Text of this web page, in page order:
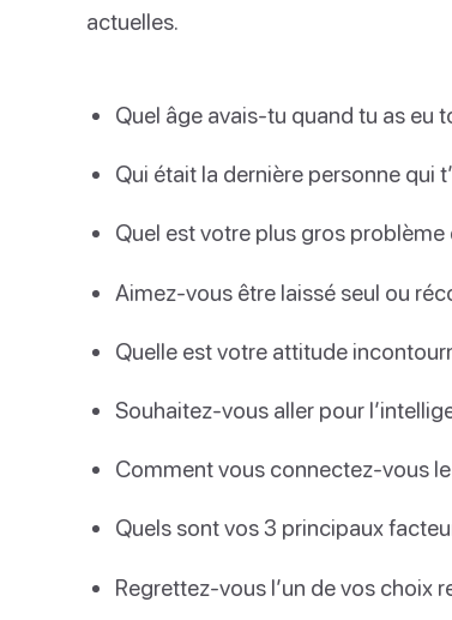
actuelles.
Quel âge avais-tu quand tu as eu
Qui était la dernière personne qui
Quel est votre plus gros problème
Aimez-vous être laissé seul ou
Quelle est votre attitude
Souhaitez-vous aller pour
Comment vous connectez-vous
Quels sont vos 3 principaux
Regrettez-vous l’un de vos choix